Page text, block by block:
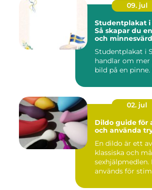
09. jul
Studentplakat i
Så skapar du
och
Studentplakat i
handlar om mer
bild på en
02. jul
Dildo guide för att välja rätt
och använda
En dildo är ett
klassiska och
sexhjälpmedlen.
används för